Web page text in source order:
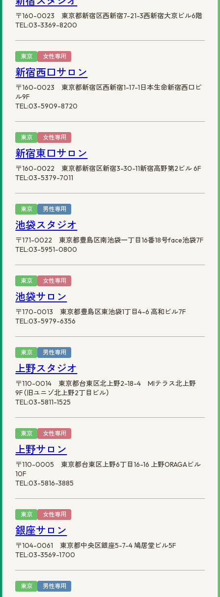
〒160-0023 東京都新宿区西新宿7-21-3西新宿大京ビル6階
TEL:03-3369-8200
東京 女性専用
新宿西口サロン
〒160-0023 東京都新宿区西新宿1-17-1日本生命新宿西口ビ
ル9F
TEL:03-5909-8720
東京 女性専用
新宿東口サロン
〒160-0022 東京都新宿区新宿3-30-11新宿高野第2ビル 6F
TEL:03-5379-7011
東京 男性専用
池袋スタジオ
〒171-0022 東京都豊島区南池袋一丁目16番18号face池袋7F
TEL:03-5951-0800
東京 女性専用
池袋サロン
〒170-0013 東京都豊島区東池袋1丁目4-6 高和ビル7F
TEL:03-5979-6356
東京 男性専用
上野スタジオ
〒110-0014 東京都台東区北上野2-18-4 MIテラス北上野
9F（旧ユニゾ北上野2丁目ビル）
TEL:03-5811-1525
東京 女性専用
上野サロン
〒110-0005 東京都台東区上野6丁目16-16 上野ORAGAビル
10F
TEL:03-5816-3885
東京 女性専用
銀座サロン
〒104-0061 東京都中央区銀座5-7-4 鳩居堂ビル5F
TEL:03-3569-1700
東京 男性専用